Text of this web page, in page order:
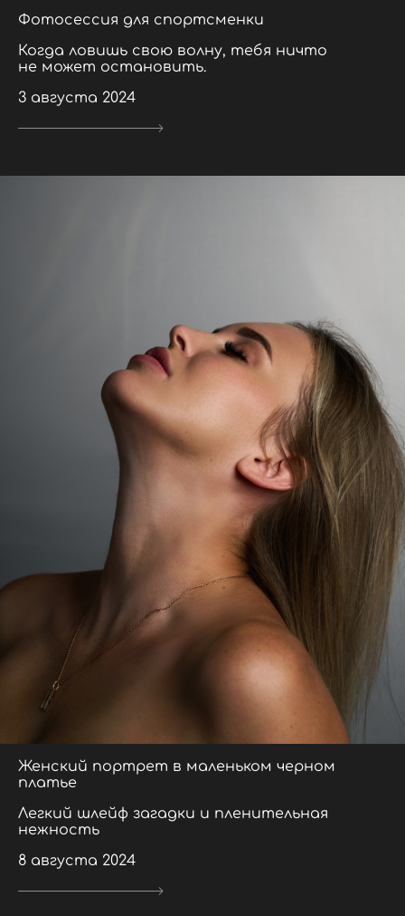
Фотосессия для спортсменки
Когда ловишь свою волну, тебя ничто
не может остановить.
3 августа 2024
Женский портрет в маленьком черном
платье
Легкий шлейф загадки и пленительная
нежность
8 августа 2024